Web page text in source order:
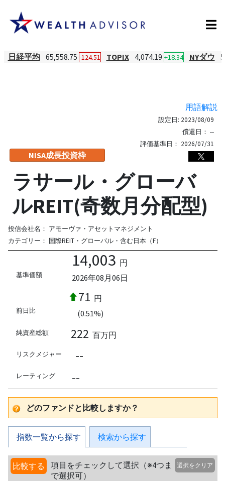
日経平均 65,558.75 -124.51 TOPIX 4,074.19 +18.34 NYダウ
用語解説
NISA成長投資枠
設定日: 2023/08/09
償還日： --
評価基準日： 2026/07/31
ラサール・グローバ
ルREIT(奇数月分配型)
投信会社名： アモーヴァ・アセットマネジメント
カテゴリー： 国際REIT・グローバル・含む日本（F）
基準価額
14,003 円
2026年08月06日
前日比
71 円
(0.51%)
純資産総額 222 百万円
リスクメジャー --
レーティング --
どのファンドと比較しますか？
指数一覧から探す 検索から探す
比較する
項目をチェックして選択（※4つま
で選択可）
選択をクリア